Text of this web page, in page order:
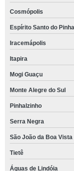
Cosmópolis
Espírito Santo do Pinhal
Iracemápolis
Itapira
Mogi Guaçu
Monte Alegre do Sul
Pinhalzinho
Serra Negra
São João da Boa Vista
Tietê
Águas de Lindóia